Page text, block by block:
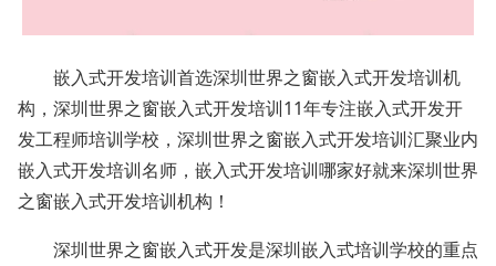
嵌入式开发培训首选深圳世界之窗嵌入式开发培训机
构，深圳世界之窗嵌入式开发培训11年专注嵌入式开发开
发工程师培训学校，深圳世界之窗嵌入式开发培训汇聚业内
嵌入式开发培训名师，嵌入式开发培训哪家好就来深圳世界
之窗嵌入式开发培训机构！
深圳世界之窗嵌入式开发是深圳嵌入式培训学校的重点